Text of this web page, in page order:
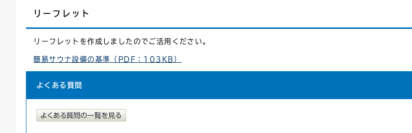
リーフレット
リーフレットを作成しましたのでご活用ください。
簡易サウナ設備の基準（PDF：103KB）
よくある質問